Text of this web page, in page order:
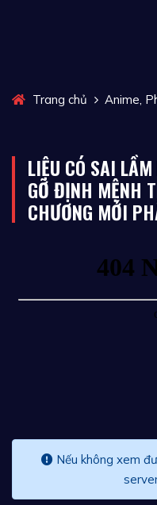
Trang chủ Anime,
LIỆU CÓ SAI
GỠ ĐỊNH MỆNH
CHƯƠNG MỚI
Nếu không xem